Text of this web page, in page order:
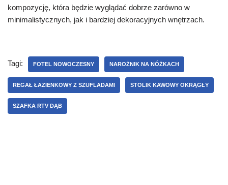
kompozycję, która będzie wyglądać dobrze zarówno w
minimalistycznych, jak i bardziej dekoracyjnych wnętrzach.
Tagi: FOTEL NOWOCZESNY NAROŻNIK NA NÓŻKACH
REGAŁ ŁAZIENKOWY Z SZUFLADAMI STOLIK KAWOWY OKRĄGŁY
SZAFKA RTV DĄB